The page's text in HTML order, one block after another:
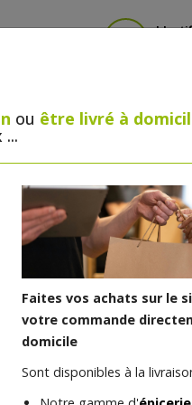
SANS GLUTEN, SANS
MAISON
ou être livré à
...
Faites vos achats sur le
votre commande
domicile
Sont disponibles à la
hygiénique